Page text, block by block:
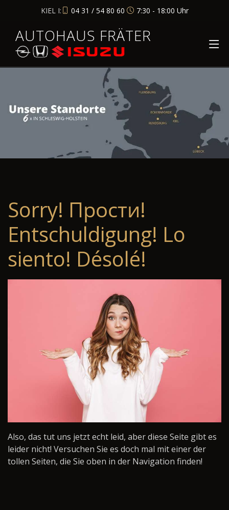
KIEL I: 04 31 / 54 80 60 7:30 - 18:00 Uhr
AUTOHAUS FRÄTER
Sorry! Прости!
Entschuldigung! Lo
siento! Désolé!
Also, das tut uns jetzt echt leid, aber diese Seite gibt es
leider nicht! Versuchen Sie es doch mal mit einer der
tollen Seiten, die Sie oben in der Navigation finden!